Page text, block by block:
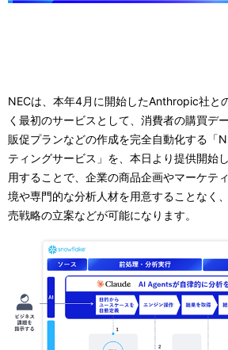
ー
シ
ョ
ン
NECは、本年4月に開始したAnthropic社と
く最初のサービスとして、消費者の購買デ
販促プランなどの作成を完全自動化する「
ティングサービス」を、本日より提供開始
用することで、企業の商品企画やマーケテ
境や専門的な分析人材を用意することなく
売戦略の立案などが可能になります。